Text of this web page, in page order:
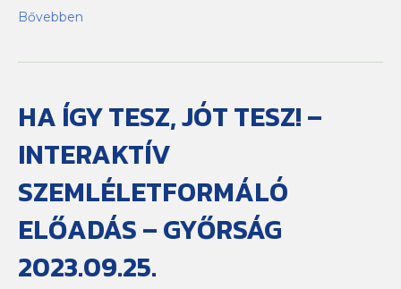
Bővebben
HA ÍGY TESZ, JÓT TESZ! –
INTERAKTÍV
SZEMLÉLETFORMÁLÓ
ELŐADÁS – GYŐRSÁG
2023.09.25.